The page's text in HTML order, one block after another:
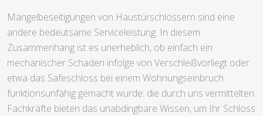
Mängelbeseitigungen von Haustürschlössern sind eine
andere bedeutsame Serviceleistung. In diesem
Zusammenhang ist es unerheblich, ob einfach ein
mechanischer Schaden infolge von Verschleißvorliegt oder
etwa das Safeschloss bei einem Wohnungseinbruch
funktionsunfähig gemacht wurde: die durch uns vermittelten
Fachkräfte bieten das unabdingbare Wissen, um Ihr Schloss